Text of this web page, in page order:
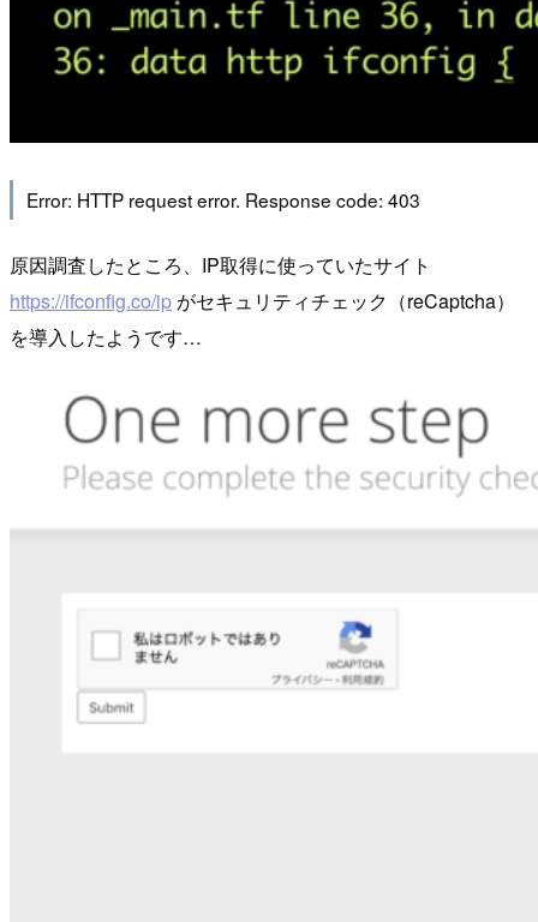
Error: HTTP request error. Response code: 403
原因調査したところ、IP取得に使っていたサイト
https://ifconfig.co/ip がセキュリティチェック（reCaptcha）
を導入したようです…